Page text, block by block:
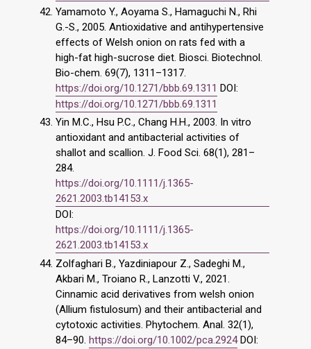
Yamamoto Y., Aoyama S., Hamaguchi N., Rhi
G.-S., 2005. Antioxidative and antihypertensive
effects of Welsh onion on rats fed with a
high-fat high-sucrose diet. Biosci. Biotechnol.
Bio-chem. 69(7), 1311–1317.
https://doi.org/10.1271/bbb.69.1311 DOI:
https://doi.org/10.1271/bbb.69.1311
Yin M.C., Hsu P.C., Chang H.H., 2003. In vitro
antioxidant and antibacterial activities of
shallot and scallion. J. Food Sci. 68(1), 281–
284.
https://doi.org/10.1111/j.1365-
2621.2003.tb14153.x
DOI:
https://doi.org/10.1111/j.1365-
2621.2003.tb14153.x
Zolfaghari B., Yazdiniapour Z., Sadeghi M.,
Akbari M., Troiano R., Lanzotti V., 2021.
Cinnamic acid derivatives from welsh onion
(Allium fistulosum) and their antibacterial and
cytotoxic activities. Phytochem. Anal. 32(1),
84–90. https://doi.org/10.1002/pca.2924DOI: